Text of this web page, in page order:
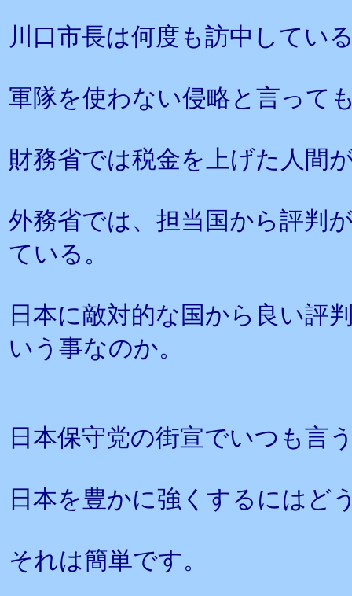
川口市長は何度も訪中してい
軍隊を使わない侵略と言って
財務省では税金を上げた人間
外務省では、担当国から評判
ている。
日本に敵対的な国から良い評
いう事なのか。
日本保守党の街宣でいつも言
日本を豊かに強くするにはど
それは簡単です。